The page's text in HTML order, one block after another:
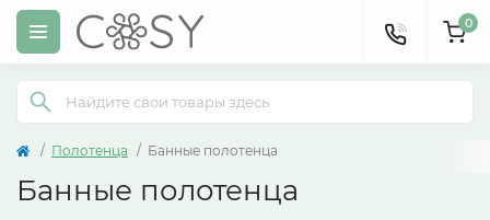
0
Полотенца Банные полотенца
Банные полотенца